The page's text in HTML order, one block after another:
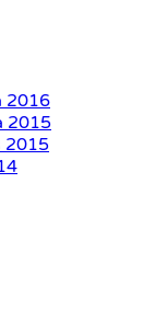
2016
2015
2015